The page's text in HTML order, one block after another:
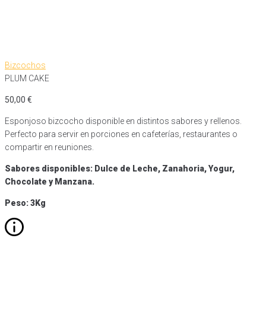
Bizcochos
PLUM CAKE
50,00 €
Esponjoso bizcocho disponible en distintos sabores y rellenos.
Perfecto para servir en porciones en cafeterías, restaurantes o
compartir en reuniones.
Sabores disponibles: Dulce de Leche, Zanahoria, Yogur,
Chocolate y Manzana.
Peso: 3Kg